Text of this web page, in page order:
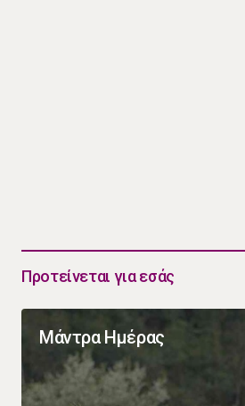
Προτείνεται για εσάς
Μάντρα Ημέρας